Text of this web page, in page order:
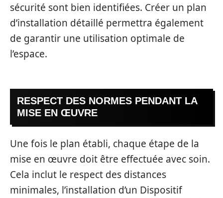
sécurité sont bien identifiées. Créer un plan
d’installation détaillé permettra également
de garantir une utilisation optimale de
l’espace.
RESPECT DES NORMES PENDANT LA
MISE EN ŒUVRE
Une fois le plan établi, chaque étape de la
mise en œuvre doit être effectuée avec soin.
Cela inclut le respect des distances
minimales, l’installation d’un Dispositif